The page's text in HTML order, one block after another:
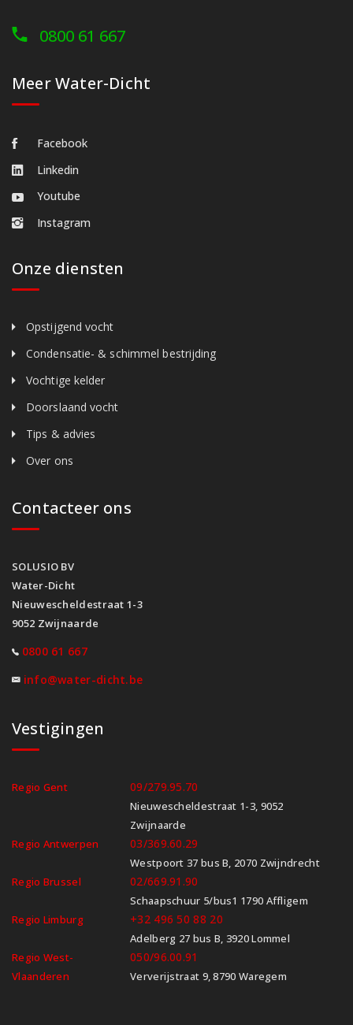
0800 61 667
Meer Water-Dicht
Facebook
Linkedin
Youtube
Instagram
Onze diensten
Opstijgend vocht
Condensatie- & schimmel bestrijding
Vochtige kelder
Doorslaand vocht
Tips & advies
Over ons
Contacteer ons
SOLUSIO BV
Water-Dicht
Nieuwescheldestraat 1-3
9052 Zwijnaarde
0800 61 667
info@water-dicht.be
Vestigingen
Regio Gent 09/279.95.70
Nieuwescheldestraat 1-3, 9052
Zwijnaarde
Regio Antwerpen
03/369.60.29
Westpoort 37 bus B, 2070 Zwijndrecht
Regio Brussel
02/669.91.90
Schaapschuur 5/bus1 1790 Affligem
Regio Limburg
+32 496 50 88 20
Adelberg 27 bus B, 3920 Lommel
Regio West-
Vlaanderen
050/96.00.91
Ververijstraat 9, 8790 Waregem